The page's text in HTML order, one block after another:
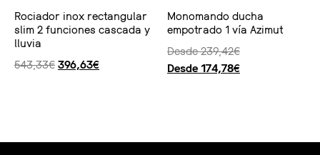
Rociador inox rectangular
slim 2 funciones cascada y
lluvia
543,33€ 396,63€
Monomando ducha
empotrado 1 vía Azimut
Desde239,42€
Desde 174,78€